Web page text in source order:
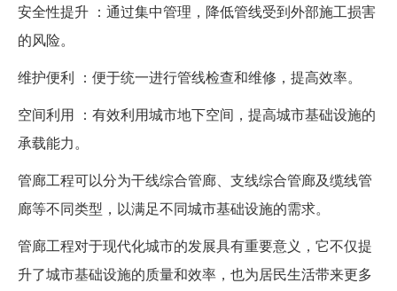
安全性提升 ：通过集中管理，降低管线受到外部施工损害
的风险。
维护便利 ：便于统一进行管线检查和维修，提高效率。
空间利用 ：有效利用城市地下空间，提高城市基础设施的
承载能力。
管廊工程可以分为干线综合管廊、支线综合管廊及缆线管
廊等不同类型，以满足不同城市基础设施的需求。
管廊工程对于现代化城市的发展具有重要意义，它不仅提
升了城市基础设施的质量和效率，也为居民生活带来更多